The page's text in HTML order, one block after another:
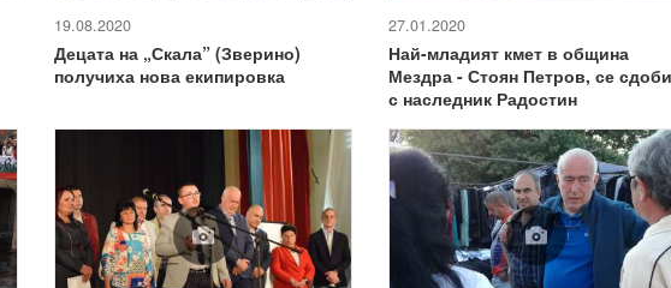
19.08.2020
Децата на „Скала” (Зверино)
получиха нова екипировка
27.01.2020
Най-младият кмет в община
Мездра - Стоян Петров, се сдоби
с наследник Радостин